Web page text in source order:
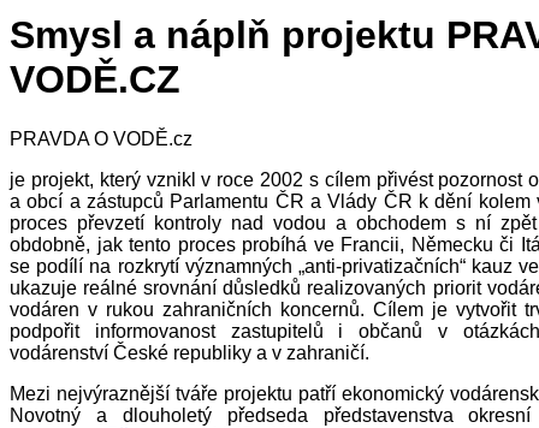
Smysl a náplň projektu
VODĚ.CZ
PRAVDA O VODĚ.cz
je projekt, který vznikl v roce 2002 s cílem přivést pozornost
a obcí a zástupců Parlamentu ČR a Vlády ČR k dění kolem
proces převzetí kontroly nad vodou a obchodem s ní
obdobně, jak tento proces probíhá ve Francii, Německu či
se podílí na rozkrytí významných „anti-privatizačních“ kauz
ukazuje reálné srovnání důsledků realizovaných priorit
vodáren v rukou zahraničních koncernů. Cílem je vytvořit
podpořit informovanost zastupitelů i občanů v
vodárenství České republiky a v zahraničí.
Mezi nejvýraznější tváře projektu patří ekonomický
Novotný a dlouholetý předseda představenstva